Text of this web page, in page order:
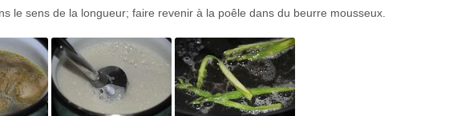
le sens de la longueur; faire revenir à la poêle dans du beurre mousseux.